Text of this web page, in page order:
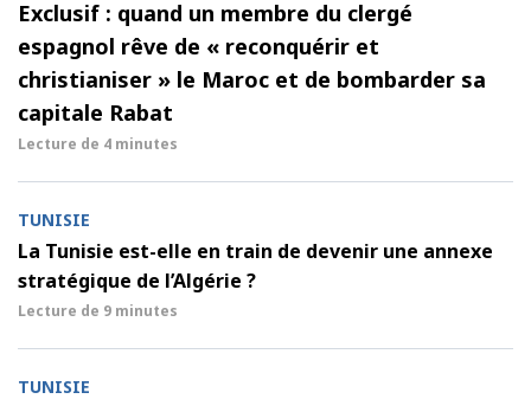
Exclusif : quand un membre du clergé
espagnol rêve de « reconquérir et
christianiser » le Maroc et de bombarder sa
capitale Rabat
Lecture de 4 minutes
TUNISIE
La Tunisie est-elle en train de devenir une annexe
stratégique de l’Algérie ?
Lecture de 9 minutes
TUNISIE